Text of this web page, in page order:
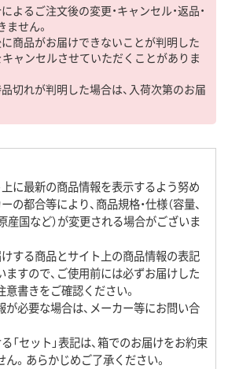
よるご注文後の変更・キャンセル・返品・
せん。
に商品がお届けできないことが判明した
キャンセルさせていただくことがありま
品切れが判明した場合は、入荷次第のお届
に最新の商品情報を表示するよう努め
の都合等により、商品規格・仕様（容量、
産国など）が変更される場合がございま
けする商品とサイト上の商品情報の表記
すので、ご使用前には必ずお届けした
書きをご確認ください。
が必要な場合は、メーカー等にお問い合
「セット」表記は、箱でのお届けをお約束
。あらかじめご了承ください。